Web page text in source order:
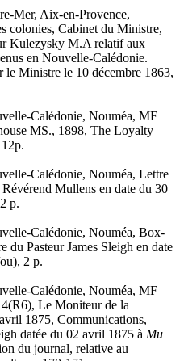
Mer, Aix-en-Provence,
colonies, Cabinet du Ministre,
Kulezysky M.A relatif aux
en Nouvelle-Calédonie.
le Ministre le 10 décembre 1863,
Calédonie, Nouméa, MF
MS., 1898, The Loyalty
Calédonie, Nouméa, Lettre
Mullens en date du 30
p.
Calédonie, Nouméa, Box-
du Pasteur James Sleigh en date
2 p.
Calédonie, Nouméa, MF
Le Moniteur de la
1875, Communications,
datée du 02 avril 1875 à Mu
du journal, relative au